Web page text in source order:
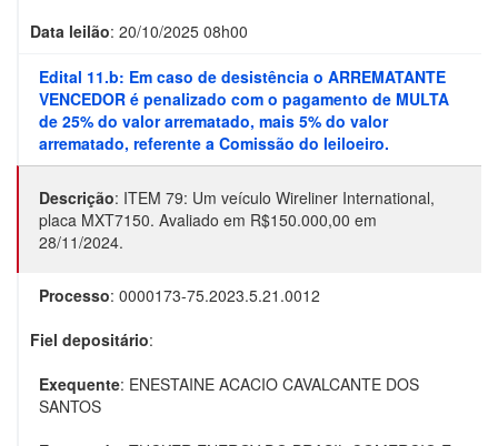
Data leilão: 20/10/2025 08h00
Edital 11.b: Em caso de desistência o ARREMATANTE
VENCEDOR é penalizado com o pagamento de MULTA
de 25% do valor arrematado, mais 5% do valor
arrematado, referente a Comissão do leiloeiro.
Descrição: ITEM 79: Um veículo Wireliner International,
placa MXT7150. Avaliado em R$150.000,00 em
28/11/2024.
Processo: 0000173-75.2023.5.21.0012
Fiel depositário:
Exequente: ENESTAINE ACACIO CAVALCANTE DOS
SANTOS